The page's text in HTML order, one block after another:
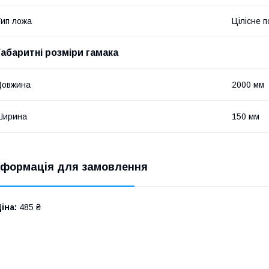
ложа Цілісне
розміри гамака
2000 мм
150 мм
для замовлення
485 ₴